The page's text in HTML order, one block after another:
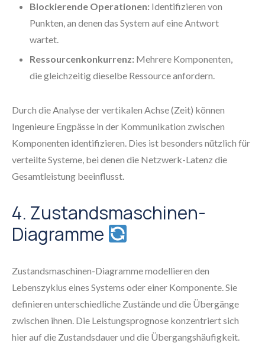
Blockierende Operationen: Identifizieren von
Punkten, an denen das System auf eine Antwort
wartet.
Ressourcenkonkurrenz: Mehrere Komponenten,
die gleichzeitig dieselbe Ressource anfordern.
Durch die Analyse der vertikalen Achse (Zeit) können
Ingenieure Engpässe in der Kommunikation zwischen
Komponenten identifizieren. Dies ist besonders nützlich für
verteilte Systeme, bei denen die Netzwerk-Latenz die
Gesamtleistung beeinflusst.
4. Zustandsmaschinen-
Diagramme
Zustandsmaschinen-Diagramme modellieren den
Lebenszyklus eines Systems oder einer Komponente. Sie
definieren unterschiedliche Zustände und die Übergänge
zwischen ihnen. Die Leistungsprognose konzentriert sich
hier auf die Zustandsdauer und die Übergangshäufigkeit.